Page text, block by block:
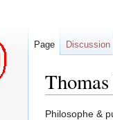
Aller
Aller
Philosophe &
Page Discussion